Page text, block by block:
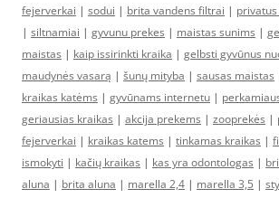
fejerverkai | sodui | brita vandens filtrai |
| siltnamiai | gyvunu prekes | maistas sunims |
maistas | kaip issirinkti kraika | gelbsti gyvūnus
maudynės vasarą | šunų mityba | sausas maistas
kraikas katėms | gyvūnams internetu |
geriausias kraikas | akcija prekems | zooprekės |
fejerverkai | kraikas katems | tinkamas kraikas |
ismokyti | kačių kraikas | kas yra odontologas |
aluna | brita aluna | marella 2,4 | marella 3,5 |